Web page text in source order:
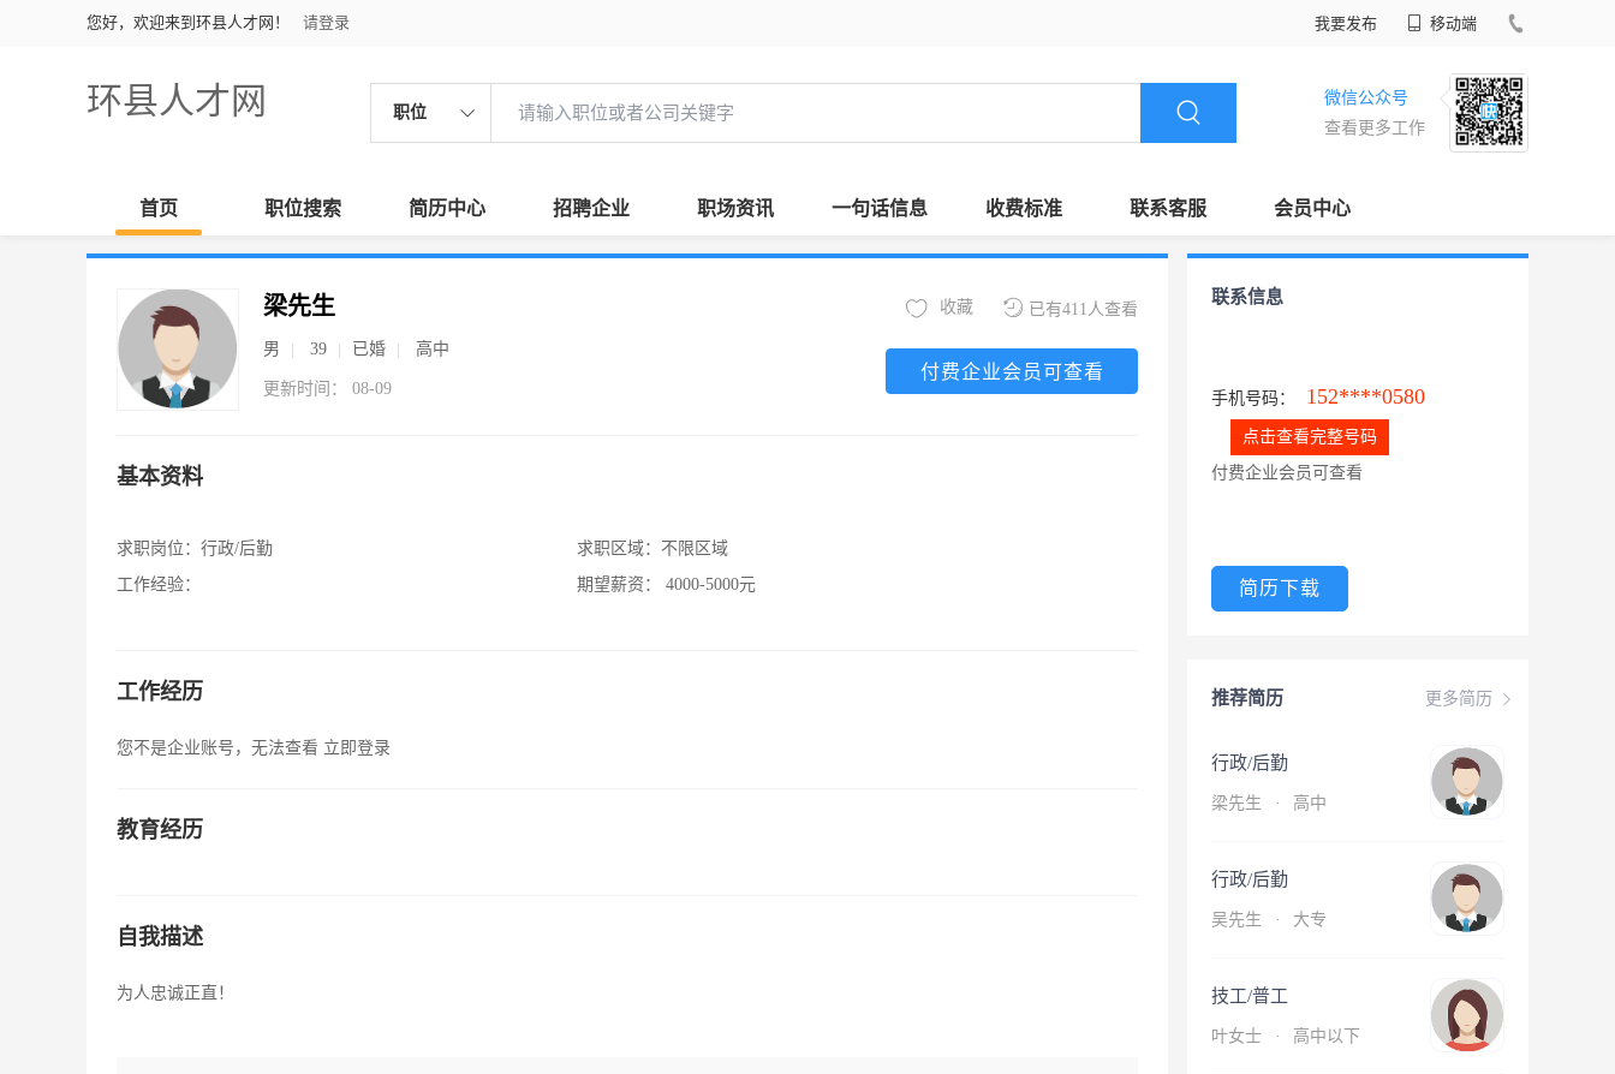
您好，欢迎来到环县人才网！ 请登录 我要发布 移动端
环县人才网 职位
微信公众号
查看更多工作
首页 职位搜索 简历中心 招聘企业 职场资讯 一句话信息 收费标准 联系客服 会员中心
梁先生
男 39 已婚 高中
更新时间： 08-09
已有411人查看
收藏
付费企业会员可查看
基本资料
求职岗位： 行政/后勤
工作经验：
求职区域： 不限区域
期望薪资：
4000-5000元
工作经历
您不是企业账号，无法查看 立即登录
教育经历
自我描述
为人忠诚正直！
联系信息
手机号码： 152****0580
点击查看完整号码
付费企业会员可查看
简历下载
更多简历
推荐简历
行政/后勤
梁先生 · 高中
行政/后勤
吴先生 · 大专
技工/普工
叶女士 · 高中以下